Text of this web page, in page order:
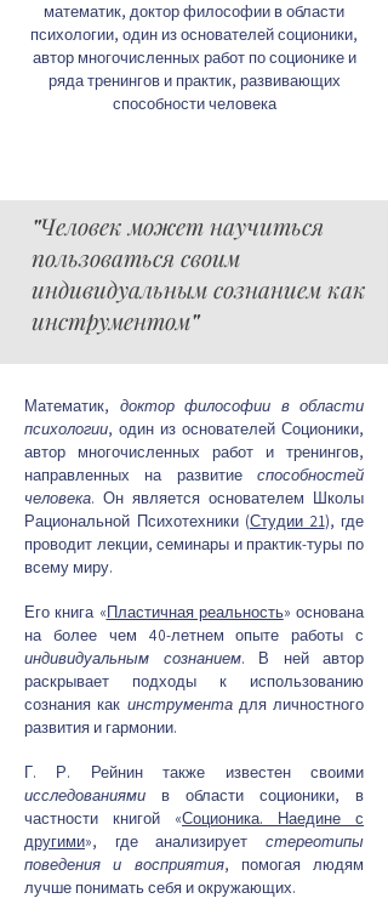
математик, доктор философии в области
психологии, один из основателей соционики,
автор многочисленных работ по соционике и
ряда тренингов и практик, развивающих
способности человека
"Человек может научиться
пользоваться своим
индивидуальным сознанием как
инструментом"
Математик, доктор философии в области
психологии, один из основателей Соционики,
автор многочисленных работ и тренингов,
направленных на развитие способностей
человека. Он является основателем Школы
Рациональной Психотехники (Студии 21), где
проводит лекции, семинары и практик-туры по
всему миру.
Его книга «Пластичная реальность» основана
на более чем 40-летнем опыте работы с
индивидуальным сознанием. В ней автор
раскрывает подходы к использованию
сознания как инструмента для личностного
развития и гармонии.
Г. Р. Рейнин также известен своими
исследованиями в области соционики, в
частности книгой «Соционика. Наедине с
другими», где анализирует стереотипы
поведения и восприятия, помогая людям
лучше понимать себя и окружающих.